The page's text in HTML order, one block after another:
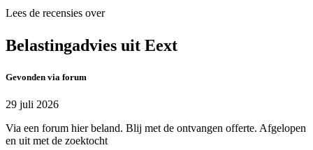
Lees de recensies over
Belastingadvies uit Eext
Gevonden via forum
29 juli 2026
Via een forum hier beland. Blij met de ontvangen offerte. Afgelopen
en uit met de zoektocht